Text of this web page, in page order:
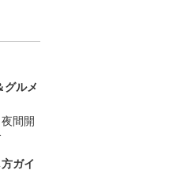
グルメ
間開
ガイ